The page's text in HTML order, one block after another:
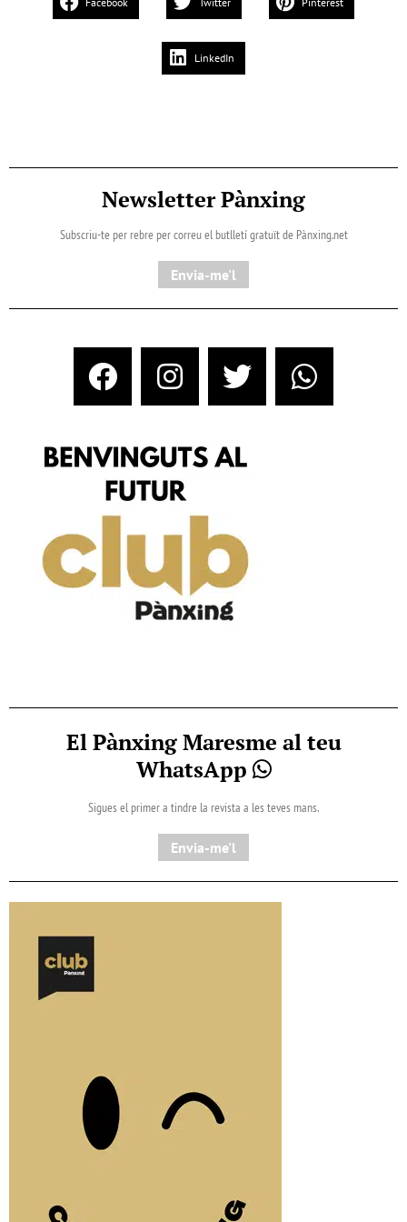
LinkedIn
Newsletter Pànxing
Subscriu-te per rebre per correu el butlletí gratuït de Pànxing.net​
Envia-me'l
El Pànxing Maresme al teu
WhatsApp
Sigues el primer a tindre la revista a les teves mans.
Envia-me'l